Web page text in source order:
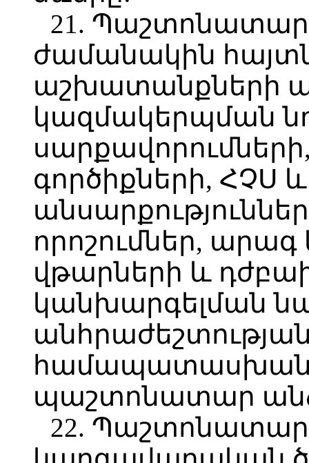
21.
ժամանակին
աշխատանքների
կազմակերպման
գործիքների, ՀՉՍ
որոշումներ, արագ
վթարների և
կանխարգելման
համապատասխան
պաշտոնատար
22.